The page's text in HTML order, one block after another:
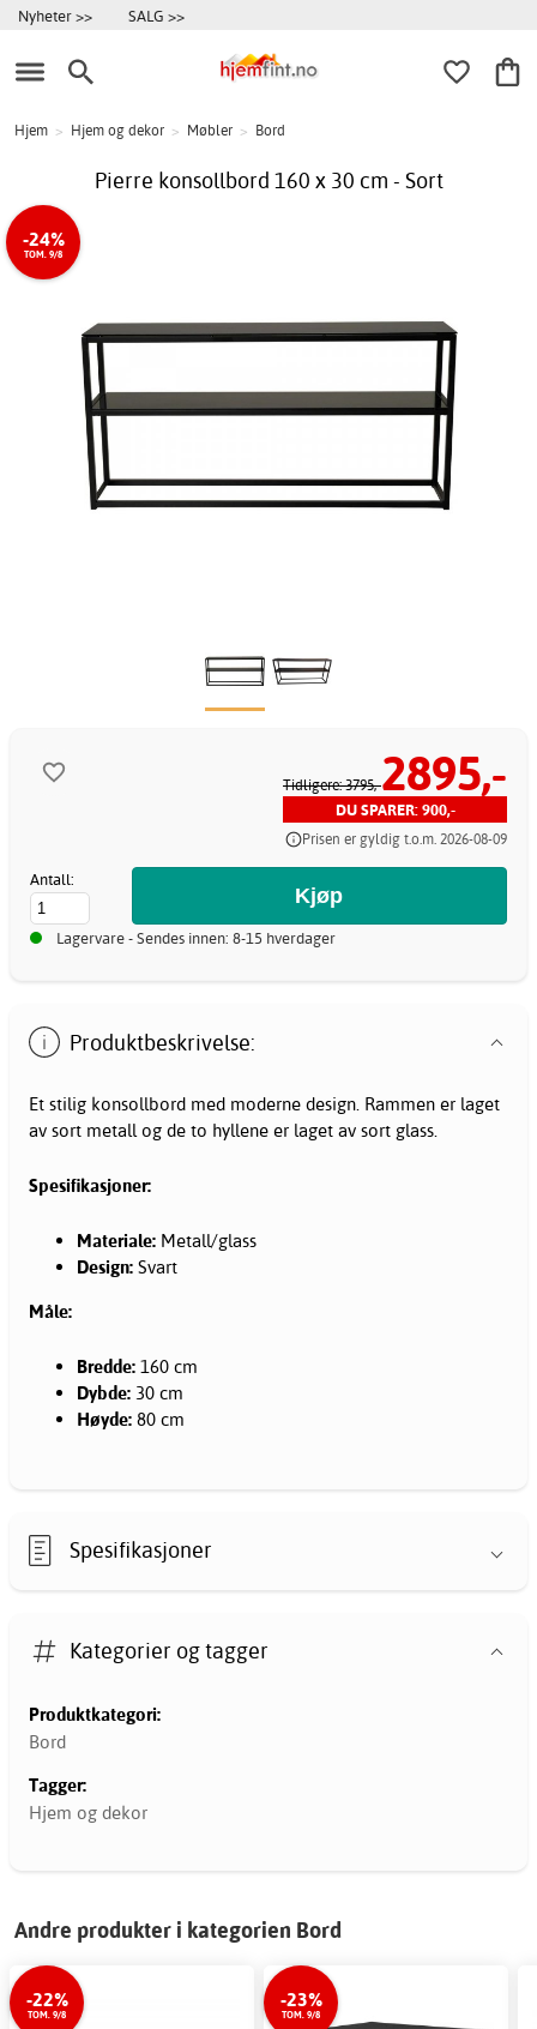
Nyheter >> SALG >>
Hjem > Hjem og dekor > Møbler > Bord
Pierre konsollbord 160 x 30 cm - Sort
-24%
TOM. 9/8
Tidligere: 3795,-2895,-
DU SPARER: 900,-
Prisen er gyldig t.o.m. 2026-08-09
Antall:
Lagervare - Sendes innen: 8-15 hverdager
Produktbeskrivelse:
Et stilig konsollbord med moderne design. Rammen er laget
av sort metall og de to hyllene er laget av sort glass.
Spesifikasjoner:
Materiale: Metall/glass
Design: Svart
Måle:
Bredde: 160 cm
Dybde: 30 cm
Høyde: 80 cm
Spesifikasjoner
Kategorier og tagger
Produktkategori:
Bord
Tagger:
Hjem og dekor
Andre produkter i kategorien Bord
-22%
TOM. 9/8
-23%
TOM. 9/8